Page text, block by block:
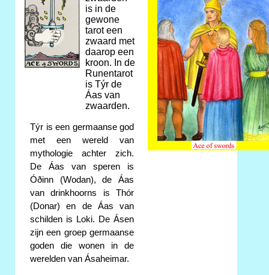
is in de
gewone
tarot een
zwaard met
daarop een
kroon. In de
Runentarot
is Týr de
Áas van
zwaarden.
Týr is een germaanse god
met een wereld van
mythologie achter zich.
De Áas van speren is
Óðinn (Wodan), de Áas
van drinkhoorns is Thór
(Donar) en de Áas van
schilden is Loki. De Ásen
zijn een groep germaanse
goden die wonen in de
werelden van Ásaheimar.